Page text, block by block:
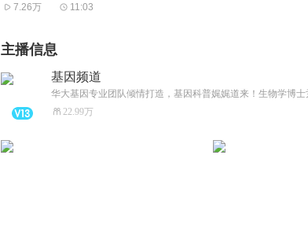
7.26万 11:03
主播信息
基因频道
22.99万